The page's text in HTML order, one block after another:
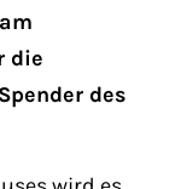
Aenean
et
ultricies
die
des